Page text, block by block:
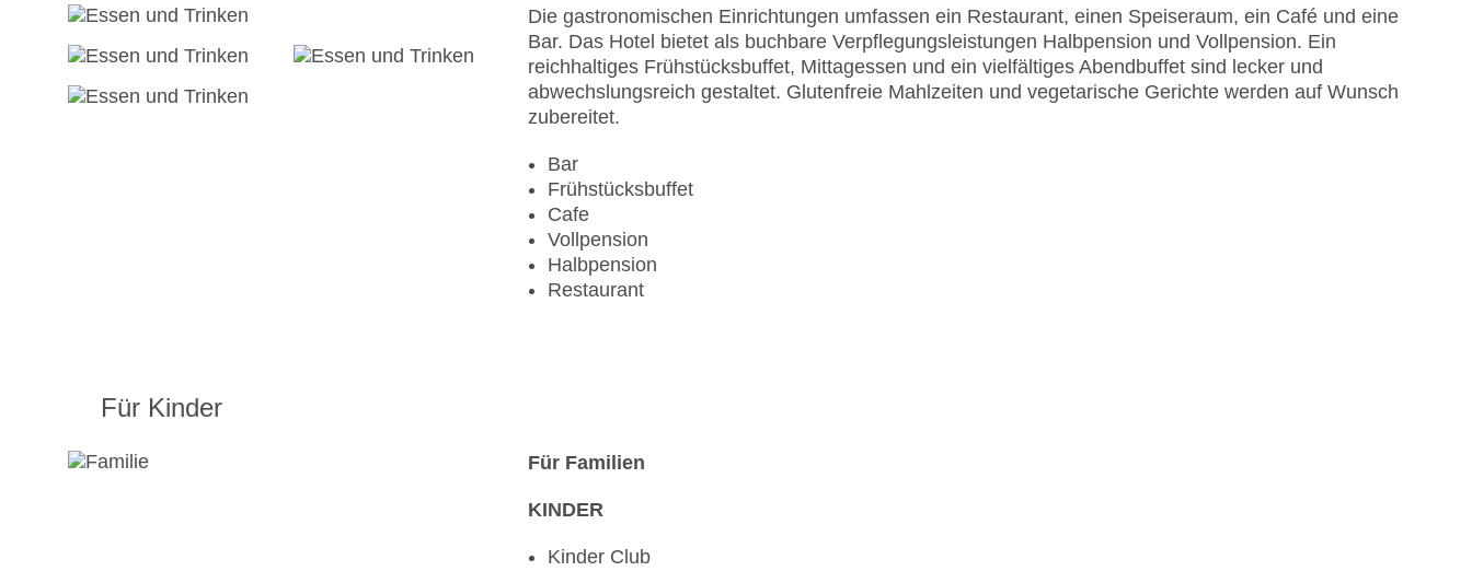
Die gastronomischen Einrichtungen umfassen ein Restaurant, einen Speiseraum, ein Café und eine
Bar. Das Hotel bietet als buchbare Verpflegungsleistungen Halbpension und Vollpension. Ein
reichhaltiges Frühstücksbuffet, Mittagessen und ein vielfältiges Abendbuffet sind lecker und
abwechslungsreich gestaltet. Glutenfreie Mahlzeiten und vegetarische Gerichte werden auf Wunsch
zubereitet.
Bar
Frühstücksbuffet
Cafe
Vollpension
Halbpension
Restaurant
Für Kinder
Für Familien
KINDER
Kinder Club